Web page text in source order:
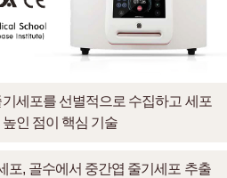
세포를 선별적으로 수집하고 세포
인 점이 핵심 기술
포, 골수에서 중간엽 줄기세포 추출